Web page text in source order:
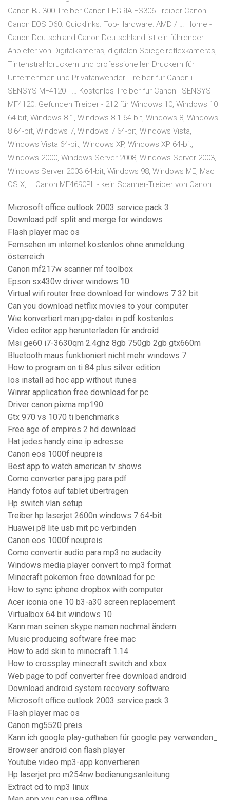
Canon BJ-300 Treiber Canon LEGRIA FS306 Treiber Canon
Canon EOS D60. Quicklinks. Top-Hardware: AMD / … Home -
Canon Deutschland Canon Deutschland ist ein führender
Anbieter von Digitalkameras, digitalen Spiegelreflexkameras,
Tintenstrahldruckern und professionellen Druckern für
Unternehmen und Privatanwender. Treiber für Canon i-
SENSYS MF4120 - … Kostenlos Treiber für Canon i-SENSYS
MF4120. Gefunden Treiber - 212 für Windows 10, Windows 10
64-bit, Windows 8.1, Windows 8.1 64-bit, Windows 8, Windows
8 64-bit, Windows 7, Windows 7 64-bit, Windows Vista,
Windows Vista 64-bit, Windows XP, Windows XP 64-bit,
Windows 2000, Windows Server 2008, Windows Server 2003,
Windows Server 2003 64-bit, Windows 98, Windows ME, Mac
OS X, … Canon MF4690PL - kein Scanner-Treiber von Canon …
Microsoft office outlook 2003 service pack 3
Download pdf split and merge for windows
Flash player mac os
Fernsehen im internet kostenlos ohne anmeldung
österreich
Canon mf217w scanner mf toolbox
Epson sx430w driver windows 10
Virtual wifi router free download for windows 7 32 bit
Can you download netflix movies to your computer
Wie konvertiert man jpg-datei in pdf kostenlos
Video editor app herunterladen für android
Msi ge60 i7-3630qm 2.4ghz 8gb 750gb 2gb gtx660m
Bluetooth maus funktioniert nicht mehr windows 7
How to program on ti 84 plus silver edition
Ios install ad hoc app without itunes
Winrar application free download for pc
Driver canon pixma mp190
Gtx 970 vs 1070 ti benchmarks
Free age of empires 2 hd download
Hat jedes handy eine ip adresse
Canon eos 1000f neupreis
Best app to watch american tv shows
Como converter para jpg para pdf
Handy fotos auf tablet übertragen
Hp switch vlan setup
Treiber hp laserjet 2600n windows 7 64-bit
Huawei p8 lite usb mit pc verbinden
Canon eos 1000f neupreis
Como convertir audio para mp3 no audacity
Windows media player convert to mp3 format
Minecraft pokemon free download for pc
How to sync iphone dropbox with computer
Acer iconia one 10 b3-a30 screen replacement
Virtualbox 64 bit windows 10
Kann man seinen skype namen nochmal ändern
Music producing software free mac
How to add skin to minecraft 1.14
How to crossplay minecraft switch and xbox
Web page to pdf converter free download android
Download android system recovery software
Microsoft office outlook 2003 service pack 3
Flash player mac os
Canon mg5520 preis
Kann ich google play-guthaben für google pay verwenden_
Browser android con flash player
Youtube video mp3-app konvertieren
Hp laserjet pro m254nw bedienungsanleitung
Extract cd to mp3 linux